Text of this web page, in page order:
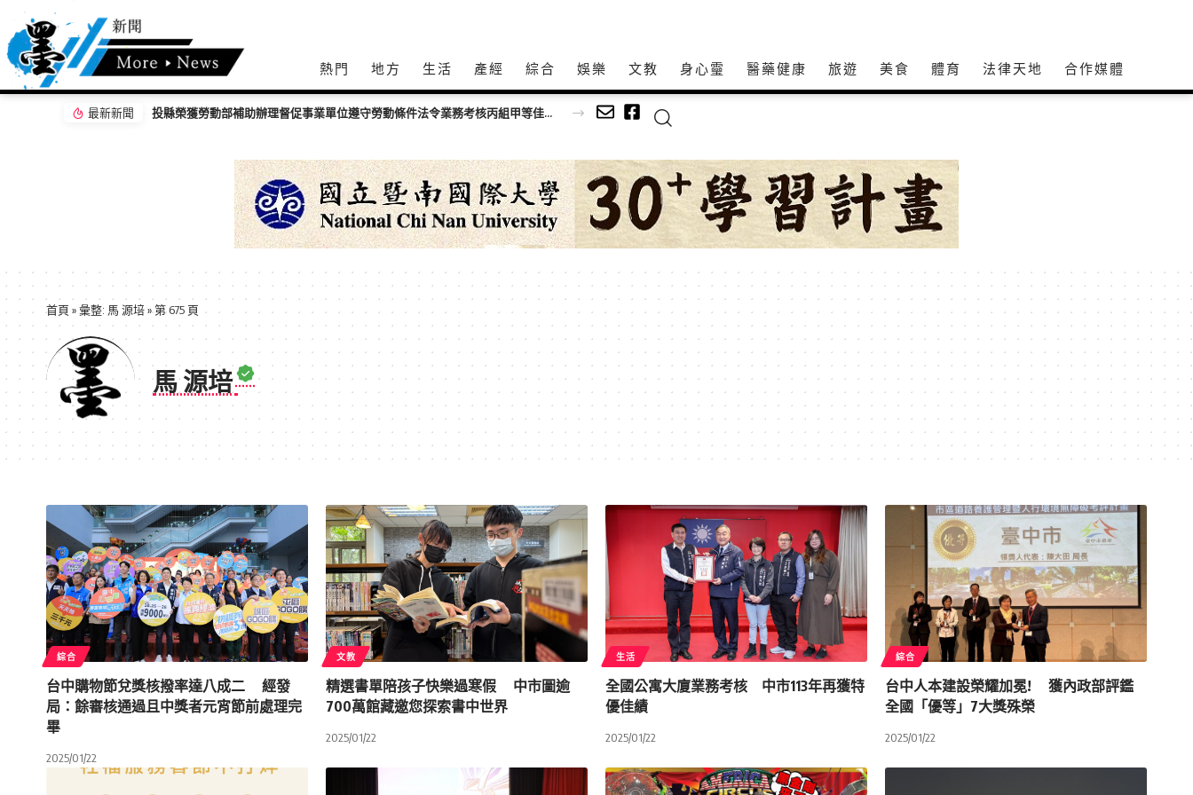
熱門 地方 生活 產經 綜合 娛樂 文教 身心𩆜 醫藥健康 旅遊 美食 體育 法律天地 合作媒體
最新新聞 投縣榮獲勞動部補助辦理督促事業單位遵守勞動條件法令業務考核丙組甲等佳績
首頁 »彙整: 馬 源培»第 675 頁
馬 源培
綜合
台中購物節兌獎核撥率達八成二 經發
局：餘審核通過且中獎者元宵節前處理完
畢
2025/01/22
文教
精選書單陪孩子快樂過寒假 中市圖逾
700萬館藏邀您探索書中世界
2025/01/22
生活
全國公寓大廈業務考核 中市113年再獲特
優佳績
2025/01/22
綜合
台中人本建設榮耀加冕! 獲內政部評鑑
全國「優等」7大獎殊榮
2025/01/22